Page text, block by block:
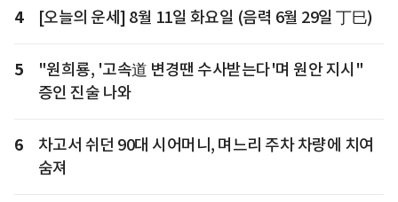
4 [오늘의 운세] 8월 11일 화요일 (음력 6월 29일 丁巳)
5
"원희룡, '고속道 변경땐 수사받는다'며 원안 지시"
증인 진술 나와
6
차고서 쉬던 90대 시어머니, 며느리 주차 차량에 치여
숨져